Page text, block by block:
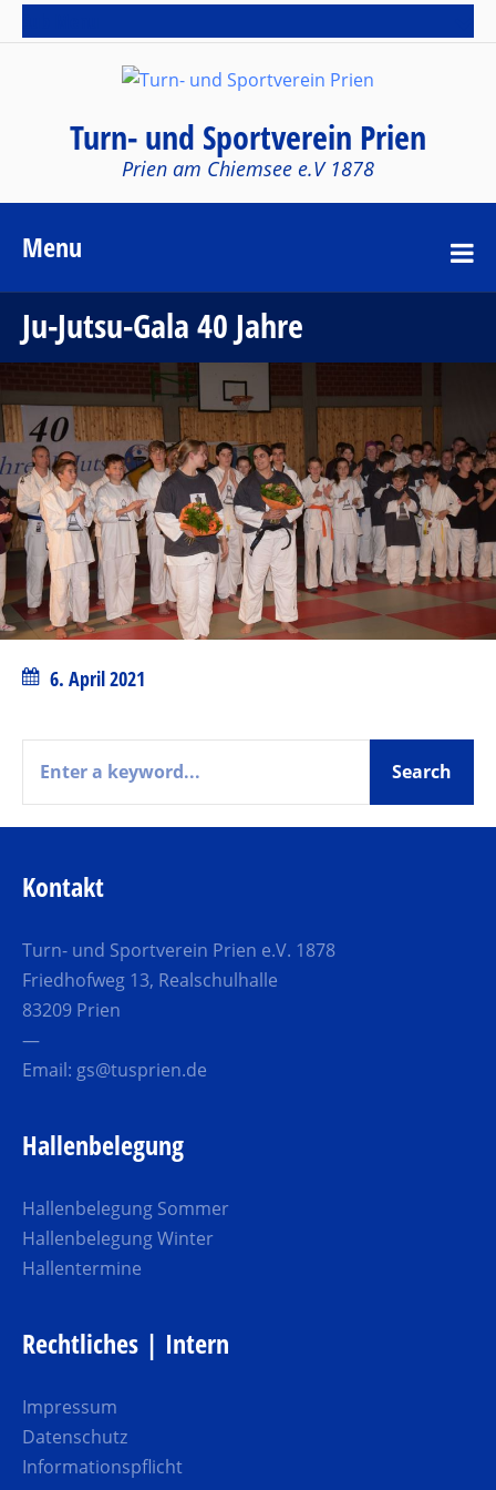
Turn- und Sportverein Prien
Prien am Chiemsee e.V 1878
Menu
Ju-Jutsu-Gala 40 Jahre
6. April 2021
Kontakt
Turn- und Sportverein Prien e.V. 1878
Friedhofweg 13, Realschulhalle
83209 Prien
—
Email: gs@tusprien.de
Hallenbelegung
Hallenbelegung Sommer
Hallenbelegung Winter
Hallentermine
Rechtliches | Intern
Impressum
Datenschutz
Informationspflicht